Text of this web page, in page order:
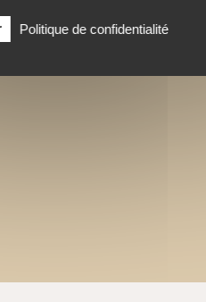
Politique de confidentialité